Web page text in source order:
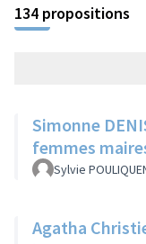
134 propositions
Simonne
femmes
Sylvie
Agatha